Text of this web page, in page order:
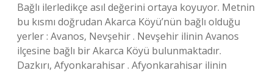
Bağlı ilerledikçe asıl değerini ortaya koyuyor. Metnin
bu kısmı doğrudan Akarca Köyü’nün bağlı olduğu
yerler : Avanos, Nevşehir . Nevşehir ilinin Avanos
ilçesine bağlı bir Akarca Köyü bulunmaktadır.
Dazkırı, Afyonkarahisar . Afyonkarahisar ilinin